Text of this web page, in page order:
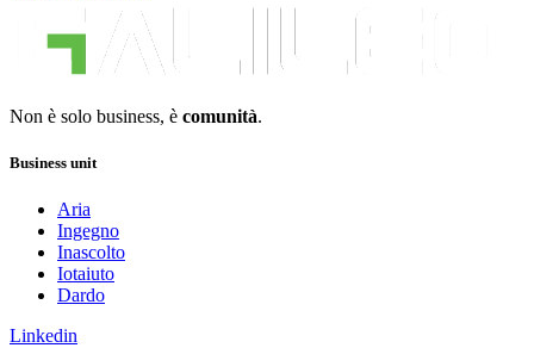
Non è solo business, è comunità.
Business unit
Aria
Ingegno
Inascolto
Iotaiuto
Dardo
Linkedin